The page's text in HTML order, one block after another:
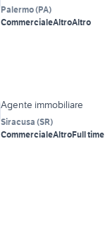
Palermo(PA)
CommercialeAltroAltro
Agente immobiliare
Siracusa (SR)
CommercialeAltroFull time